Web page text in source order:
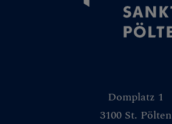
Domplatz 1
3100 St. Pölten